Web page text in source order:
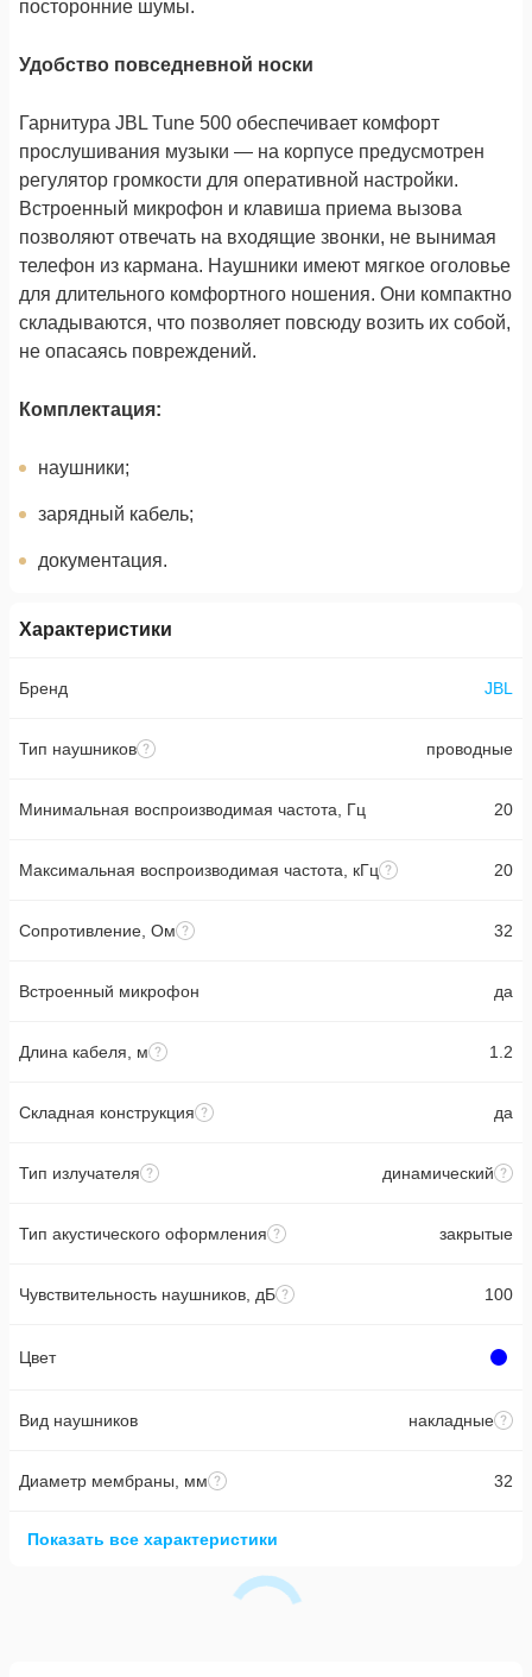
посторонние шумы.
Удобство повседневной носки
Гарнитура JBL Tune 500 обеспечивает комфорт
прослушивания музыки — на корпусе предусмотрен
регулятор громкости для оперативной настройки.
Встроенный микрофон и клавиша приема вызова
позволяют отвечать на входящие звонки, не вынимая
телефон из кармана. Наушники имеют мягкое оголовье
для длительного комфортного ношения. Они компактно
складываются, что позволяет повсюду возить их собой,
не опасаясь повреждений.
Комплектация:
наушники;
зарядный кабель;
документация.
Характеристики
Бренд JBL
Тип наушников проводные
Минимальная воспроизводимая частота, Гц 20
Максимальная воспроизводимая частота, кГц 20
Сопротивление, Ом 32
Встроенный микрофон да
Длина кабеля, м 1.2
Складная конструкция да
Тип излучателя динамический
Тип акустического оформления закрытые
Чувствительность наушников, дБ 100
Цвет
Вид наушников накладные
Диаметр мембраны, мм 32
Показать все характеристики